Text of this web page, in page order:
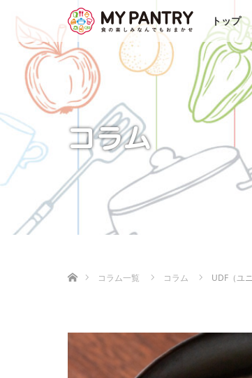
トップ
コラム
コラム一覧
コラム UDF（ユ